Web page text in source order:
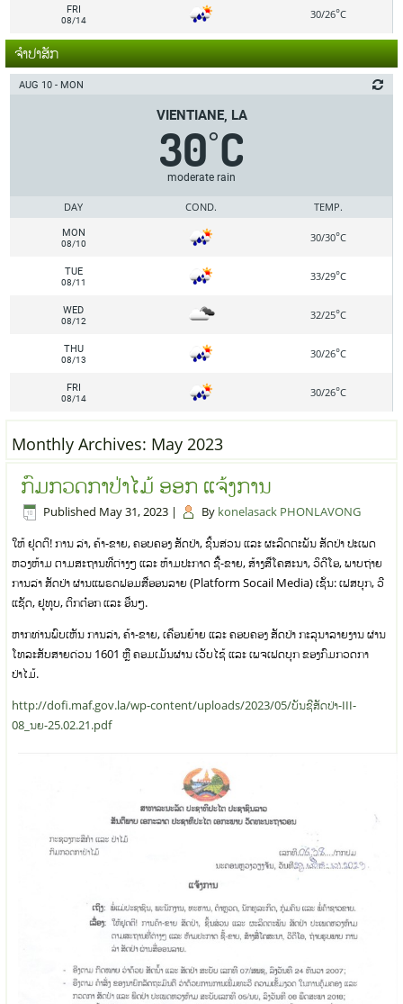
FRI
08/14 30/26°C
ຈຳປາສັກ
AUG 10 - MON
VIENTIANE, LA
30°C
moderate rain
DAY COND.
TEMP.
MON
08/10 30/30°C
TUE
08/11 33/29°C
WED
08/12 32/25°C
THU
08/13 30/26°C
FRI
08/14 30/26°C
Monthly Archives: May 2023
ກົມກວດກາປ່າໄມ້ ອອກ ແຈ້ງການ
Published May 31, 2023 | By konelasack PHONLAVONG
ໃຫ້ ຢຸດຕິ! ການ ລ່າ, ຄ້າ-ຂາຍ, ຄອບຄອງ ສັດປ່າ, ຊິ້ນສ່ວນ ແລະ ຜະລິດຕະພັນ ສັດປ່າ ປະເພດ
ຫວງຫ້າມ ຕາມສະຖານທີ່ຕ່າງໆ ແລະ ຫ້າມປະກາດ ຊື້-ຂາຍ, ສ້າງສື່ໂຄສະນາ, ວິດີໂອ, ພາບຖ່າຍ
ການລ່າ ສັດປ່າ ຜ່ານແພຣດຟອມສື່ອອນລາຍ (Platform Socail Media) ເຊັ່ນ: ເຟສບຸກ, ວີ
ແຊັດ, ຢູທູບ, ຕິກຕ໋ອກ ແລະ ອື່ນໆ.
ຫາກທ່ານພົບເຫັນ ການລ່າ, ຄ້າ-ຂາຍ, ເຄື່ອນຍ້າຍ ແລະ ຄອບຄອງ ສັດປ່າ ກະລຸນາລາຍງານ ຜ່ານ
ໂທລະສັບສາຍດ່ວນ 1601 ຫຼື ຄອມເມັນຜ່ານ ເວັບໄຊ້ ແລະ ເພຈເຟດບຸກ ຂອງກົມກວດກາ
ປ່າໄມ້.
http://dofi.maf.gov.la/wp-content/uploads/2023/05/ບັນຊີສັດປ່າ-III-
08_ນຍ-25.02.21.pdf